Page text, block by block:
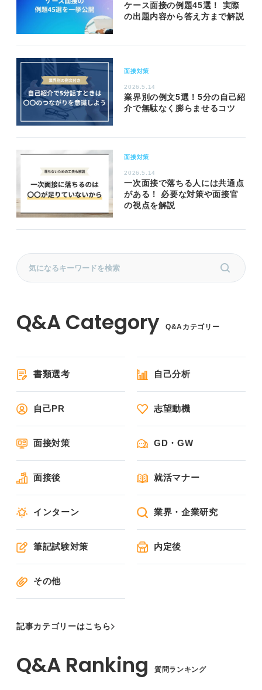
ケース面接の例題45選！ 実際
の出題内容から答え方まで解説
面接対策
2026.5.14
業界別の例文5選！5分の自己紹
介で無駄なく膨らませるコツ
面接対策
2026.5.14
一次面接で落ちる人には共通点
がある！ 必要な対策や面接官
の視点を解説
Q&Aカテゴリー
書類選考 自己分析
自己PR 志望動機
面接対策 GD・GW
面接後 就活マナー
インターン 業界・企業研究
筆記試験対策 内定後
その他
記事カテゴリーはこちら
質問ランキング